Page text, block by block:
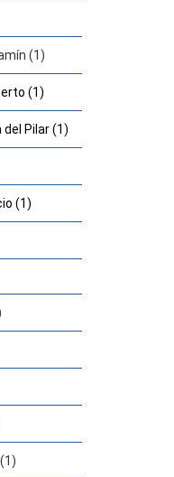
(1)
(1)
Pilar (1)
(1)